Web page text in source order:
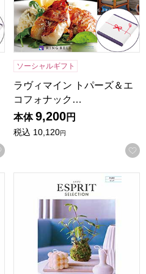
お気に入りに登録する
ソーシャルギフト
ラヴィマイン トパーズ＆エ
コフォナック…
本体 9,200円
税込 10,120円
グギフト】【年間ギフト】
エスプリ ピュア【カタログ